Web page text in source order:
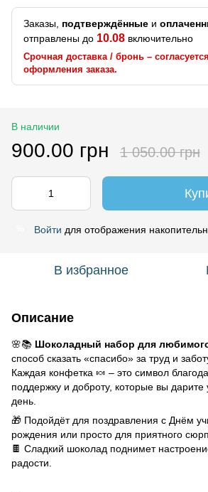
Заказы, подтверждённые и
отправлены до 10.08 включительно
Срочная доставка / бронь –
оформления заказа.
В наличии
900.00 грн 1 050.00 грн
Войти для отображения
В избранное
Описание
🌸📚 Шоколадный набор для
способ сказать «спасибо» за труд и
Каждая конфетка 🍬 – это символ
поддержку и доброту, которые вы
день.
🎁 Подойдёт для поздравления с Днём
рождения или просто для приятного
🍫 Сладкий шоколад поднимет
радости.